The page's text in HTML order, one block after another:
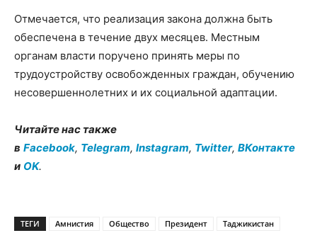
Отмечается, что реализация закона должна быть
обеспечена в течение двух месяцев. Местным
органам власти поручено принять меры по
трудоустройству освобожденных граждан, обучению
несовершеннолетних и их социальной адаптации.
Читайте нас также
в Facebook, Telegram, Instagram, Twitter, ВКонтакте
и OK.
ТЕГИ Амнистия Общество Президент Таджикистан